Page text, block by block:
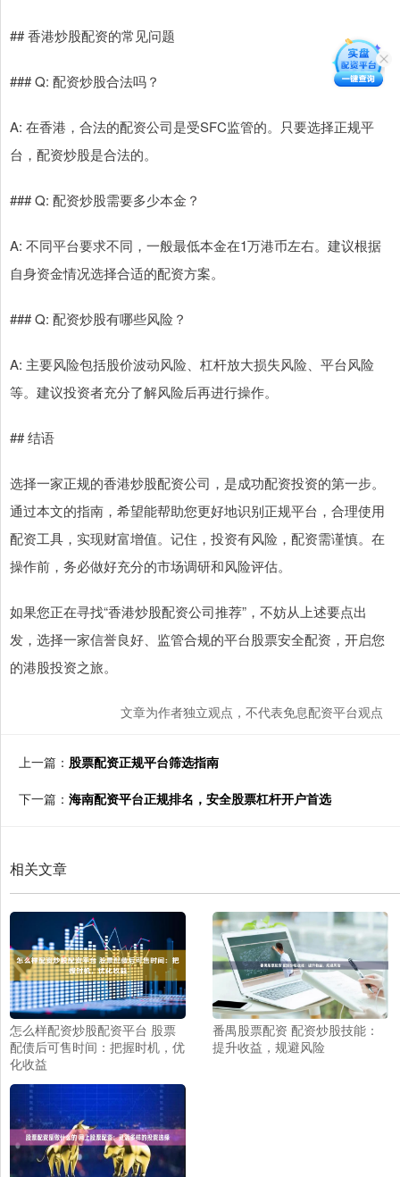
## 香港炒股配资的常见问题
### Q: 配资炒股合法吗？
A: 在香港，合法的配资公司是受SFC监管的。只要选择正规平
台，配资炒股是合法的。
### Q: 配资炒股需要多少本金？
A: 不同平台要求不同，一般最低本金在1万港币左右。建议根据
自身资金情况选择合适的配资方案。
### Q: 配资炒股有哪些风险？
A: 主要风险包括股价波动风险、杠杆放大损失风险、平台风险
等。建议投资者充分了解风险后再进行操作。
## 结语
选择一家正规的香港炒股配资公司，是成功配资投资的第一步。
通过本文的指南，希望能帮助您更好地识别正规平台，合理使用
配资工具，实现财富增值。记住，投资有风险，配资需谨慎。在
操作前，务必做好充分的市场调研和风险评估。
如果您正在寻找“香港炒股配资公司推荐”，不妨从上述要点出
发，选择一家信誉良好、监管合规的平台股票安全配资，开启您
的港股投资之旅。
文章为作者独立观点，不代表免息配资平台观点
上一篇： 股票配资正规平台筛选指南
下一篇： 海南配资平台正规排名，安全股票杠杆开户首选
相关文章
怎么样配资炒股配资平台 股票
配债后可售时间：把握时机，优
化收益
番禺股票配资 配资炒股技能：
提升收益，规避风险